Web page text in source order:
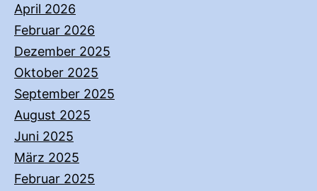
April 2026
Februar 2026
Dezember 2025
Oktober 2025
September 2025
August 2025
Juni 2025
März 2025
Februar 2025